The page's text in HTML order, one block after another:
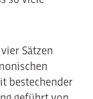
Sätzen
bestechender